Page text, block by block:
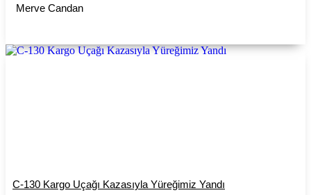
Merve Candan
C-130 Kargo Uçağı Kazasıyla Yüreğimiz Yandı